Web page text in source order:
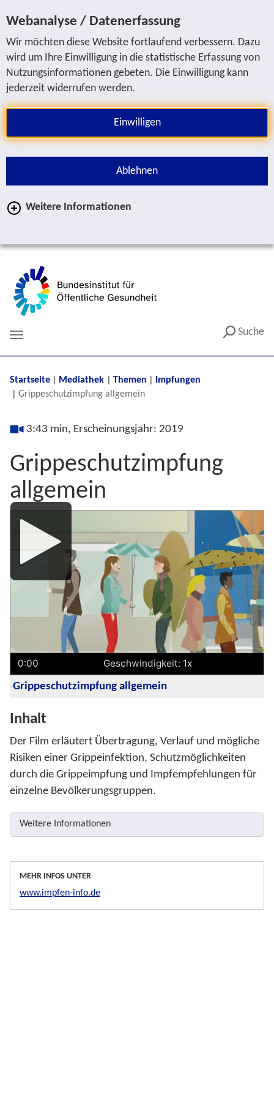
Webanalyse / Datenerfassung
Wir möchten diese Website fortlaufend verbessern. Dazu
wird um Ihre Einwilligung in die statistische Erfassung von
Nutzungsinformationen gebeten. Die Einwilligung kann
jederzeit widerrufen werden.
Einwilligen
Ablehnen
Weitere Informationen
Suche
You are here:
Startseite Mediathek Themen
Impfungen
Grippeschutzimpfung allgemein
3:43 min, Erscheinungsjahr: 2019
Grippeschutzimpfung
allgemein
Media
Player
0:00 Geschwindigkeit: 1x
Grippeschutzimpfung allgemein
Inhalt
Der Film erläutert Übertragung, Verlauf und mögliche
Risiken einer Grippeinfektion, Schutzmöglichkeiten
durch die Grippeimpfung und Impfempfehlungen für
einzelne Bevölkerungsgruppen.
Weitere Informationen
MEHR INFOS UNTER
www.impfen-info.de